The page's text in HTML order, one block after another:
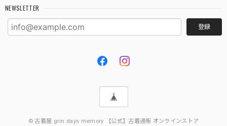
NEWSLETTER
登録
© 古着屋 grin days memory 【公式】古着通販 オンラインストア